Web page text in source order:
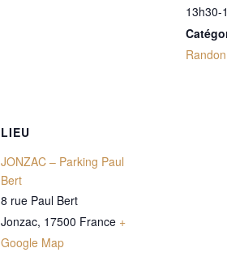
13h30-
LIEU
JONZAC – Parking Paul
Bert
8 rue Paul Bert
Jonzac, 17500 France +
Google Map